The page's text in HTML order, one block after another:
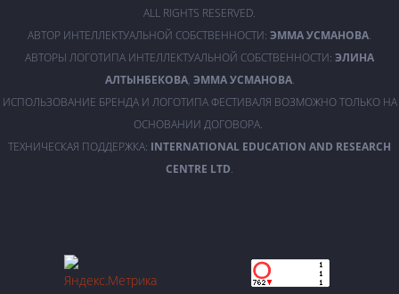
ALL RIGHTS RESERVED.
АВТОР ИНТЕЛЛЕКТУАЛЬНОЙ СОБСТВЕННОСТИ: ЭММА УСМАНОВА.
АВТОРЫ ЛОГОТИПА ИНТЕЛЛЕКТУАЛЬНОЙ СОБСТВЕННОСТИ: ЭЛИНА
АЛТЫНБЕКОВА, ЭММА УСМАНОВА.
ИСПОЛЬЗОВАНИЕ БРЕНДА И ЛОГОТИПА ФЕСТИВАЛЯ ВОЗМОЖНО ТОЛЬКО НА
ОСНОВАНИИ ДОГОВОРА.
ТЕХНИЧЕСКАЯ ПОДДЕРЖКА: INTERNATIONAL EDUCATION AND RESEARCH
CENTRE LTD.